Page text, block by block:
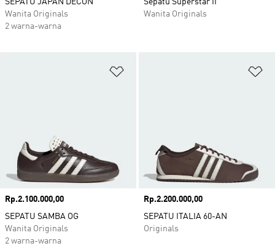
SEPATU JAPAN DECON
Wanita Originals
2 warna-warna
Sepatu Superstar II
Wanita Originals
Harga
Rp.2.100.000,00
SEPATU SAMBA OG
Wanita Originals
2 warna-warna
Harga
Rp.2.200.000,00
SEPATU ITALIA 60-AN
Originals